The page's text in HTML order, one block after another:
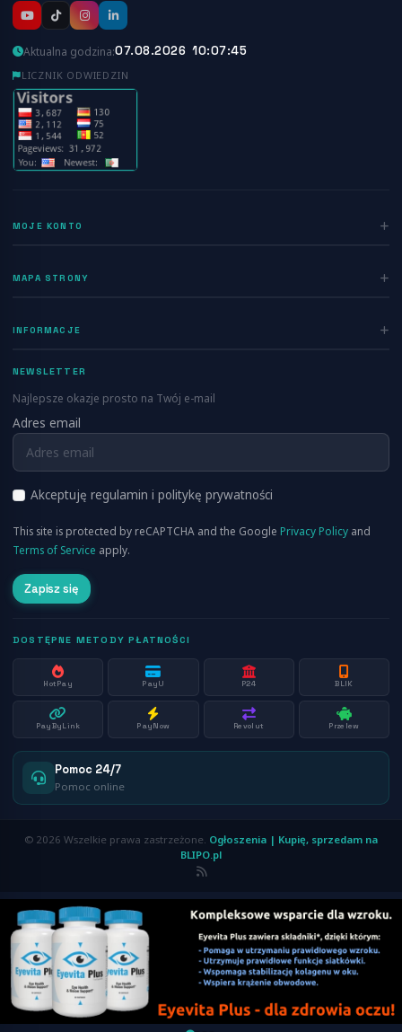
Aktualna godzina:07.08.2026 10:07:45
LICZNIK ODWIEDZIN
MOJE KONTO
Rejestracja
MAPA STRONY
Ogłoszenia
Dodaj ogłoszenie
Blog
Info
RSS
INFORMACJE
Regulamin
Kontakt
FAQ
Aplikacja Mobilna
NEWSLETTER
Najlepsze okazje prosto na Twój e-mail
Adres email
Akceptuję regulamin i politykę prywatności
This site is protected by reCAPTCHA and the Google Privacy Policy and
Terms of Service apply.
Zapisz się
DOSTĘPNE METODY PŁATNOŚCI
HotPay PayU P24 BLIK
PayByLink PayNow Revolut Przelew
Pomoc 24/7
Pomoc online
© 2026 Wszelkie prawa zastrzeżone. Ogłoszenia | Kupię, sprzedam na
BLIPO.pl